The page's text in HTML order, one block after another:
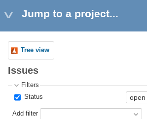
Jump to a project...
Tree view
Issues
Filters
Status
Add filter